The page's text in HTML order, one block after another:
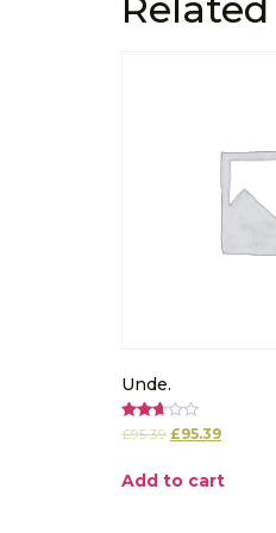
Unde.
Rated
5
£95.39 £95.39
Add to cart